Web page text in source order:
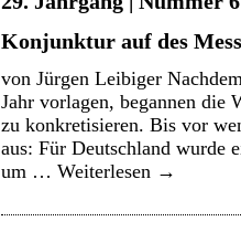
Konjunktur auf des
von Jürgen Leibiger
Jahr vorlagen, begannen die
zu konkretisieren. Bis vor
aus: Für Deutschland wurde
um … Weiterlesen →